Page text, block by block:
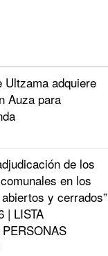
Ultzama adquiere
Auza para
de los
en los
y cerrados”
| LISTA